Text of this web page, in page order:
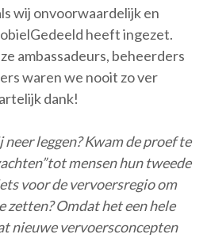
wij onvoorwaardelijk en
heeft ingezet.
ambassadeurs, beheerders
waren we nooit zo ver
dank!
leggen? Kwam de proef te
mensen hun tweede
voor de vervoersregio om
Omdat het een hele
nieuwe vervoersconcepten